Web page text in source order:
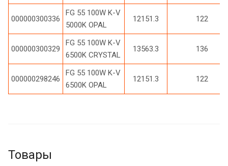
000000300336
FG 55 100W K-V
5000K OPAL
12151.3 122
000000300329
FG 55 100W K-V
6500K CRYSTAL
13563.3 136
000000298246
FG 55 100W K-V
6500K OPAL
12151.3 122
Товары